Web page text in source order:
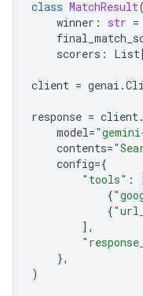
class MatchResult(
winner : str =
scorers : List
client = genai .
response = client.
model=
contents=
config={
"tools" :
{
{
],
},
)